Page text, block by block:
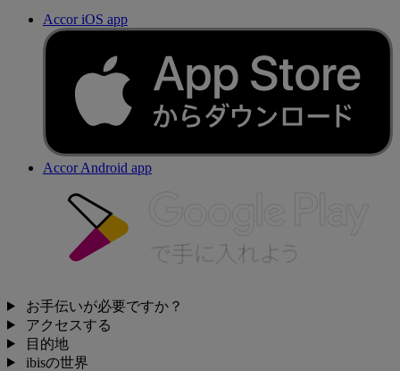
Accor iOS app
Accor Android app
お手伝いが必要ですか？
アクセスする
目的地
ibisの世界